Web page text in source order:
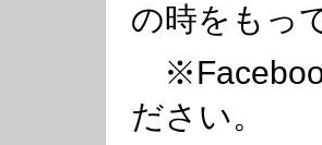
の時をもっ
ださい。